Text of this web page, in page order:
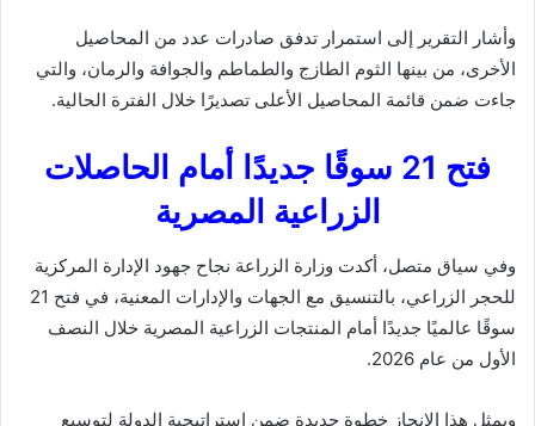
وأشار التقرير إلى استمرار تدفق صادرات عدد من المحاصيل
الأخرى، من بينها الثوم الطازج والطماطم والجوافة والرمان، والتي
جاءت ضمن قائمة المحاصيل الأعلى تصديرًا خلال الفترة الحالية.
فتح 21 سوقًا جديدًا أمام الحاصلات
الزراعية المصرية
وفي سياق متصل، أكدت وزارة الزراعة نجاح جهود الإدارة المركزية
للحجر الزراعي، بالتنسيق مع الجهات والإدارات المعنية، في فتح 21
سوقًا عالميًا جديدًا أمام المنتجات الزراعية المصرية خلال النصف
الأول من عام 2026.
ويمثل هذا الإنجاز خطوة جديدة ضمن استراتيجية الدولة لتوسيع